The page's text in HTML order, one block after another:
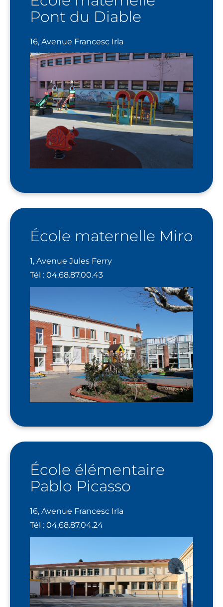
Pont du Diable
16, Avenue Francesc Irla
Tél : 04.68.87.25.06
École maternelle Miro
1, Avenue Jules Ferry
Tél : 04.68.87.00.43
École élémentaire
Pablo Picasso
16, Avenue Francesc Irla
Tél : 04.68.87.04.24